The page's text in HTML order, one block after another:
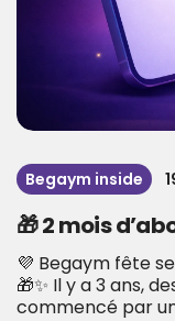
Begaym inside
🎁 2 mois
💜 Begaym fête
🎁✨ Il y a 3 ans,
commencé par